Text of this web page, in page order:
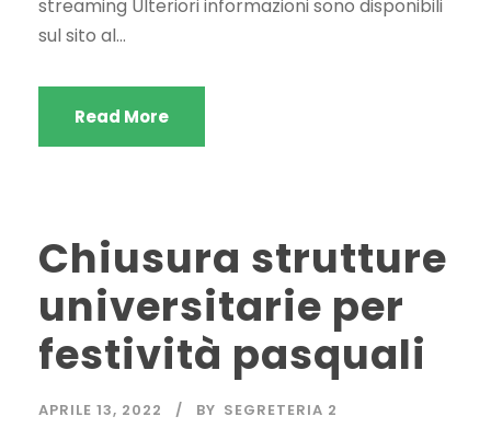
streaming Ulteriori informazioni sono disponibili
sul sito al...
Read More
Chiusura strutture
universitarie per
festività pasquali
APRILE 13, 2022 BY SEGRETERIA 2